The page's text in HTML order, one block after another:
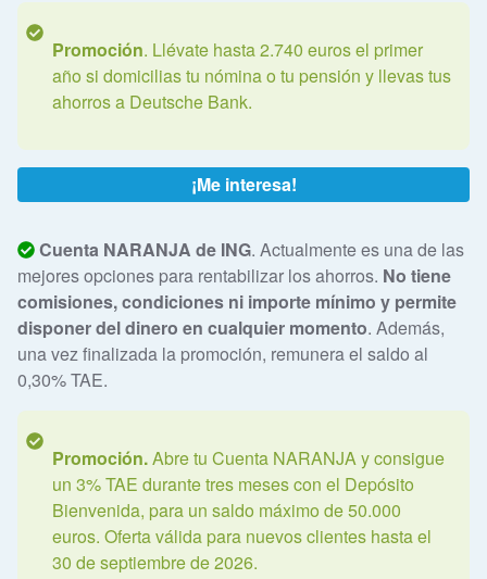
Promoción. Llévate hasta 2.740 euros el primer
año si domicilias tu nómina o tu pensión y llevas tus
ahorros a Deutsche Bank.
¡Me interesa!
Cuenta NARANJA de ING. Actualmente es una de las
mejores opciones para rentabilizar los ahorros. No tiene
comisiones, condiciones ni importe mínimo y permite
disponer del dinero en cualquier momento. Además,
una vez finalizada la promoción, remunera el saldo al
0,30% TAE.
Promoción.Abre tu Cuenta NARANJA y consigue
un 3% TAE durante tres meses con el Depósito
Bienvenida, para un saldo máximo de 50.000
euros. Oferta válida para nuevos clientes hasta el
30 de septiembre de 2026.